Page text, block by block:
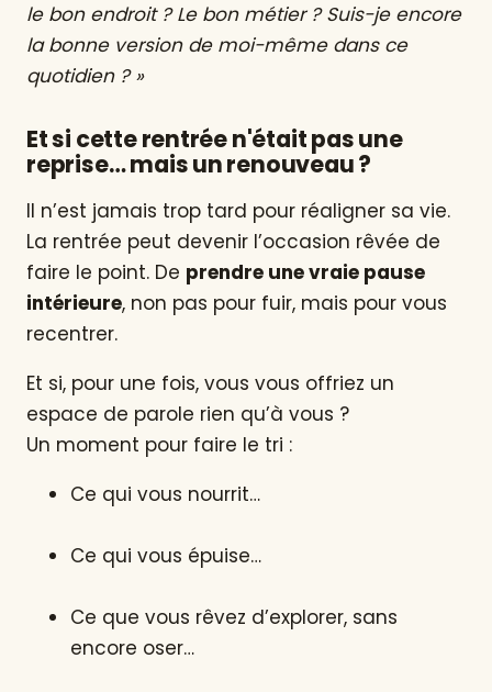
le bon endroit ? Le bon métier ? Suis-je encore
la bonne version de moi-même dans ce
quotidien ? »
Et si cette rentrée n'était pas une
reprise… mais un renouveau ?
Il n’est jamais trop tard pour réaligner sa vie.
La rentrée peut devenir l’occasion rêvée de
faire le point. De prendre une vraie pause
intérieure, non pas pour fuir, mais pour vous
recentrer.
Et si, pour une fois, vous vous offriez un
espace de parole rien qu’à vous ?
Un moment pour faire le tri :
Ce qui vous nourrit…
Ce qui vous épuise…
Ce que vous rêvez d’explorer, sans
encore oser…